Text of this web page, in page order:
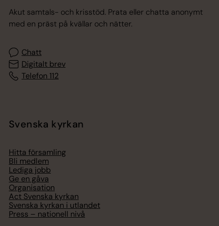
Akut samtals- och krisstöd. Prata eller chatta anonymt
med en präst på kvällar och nätter.
Chatt
Digitalt brev
Telefon 112
Svenska kyrkan
Hitta församling
Bli medlem
Lediga jobb
Ge en gåva
Organisation
Act Svenska kyrkan
Svenska kyrkan i utlandet
Press – nationell nivå